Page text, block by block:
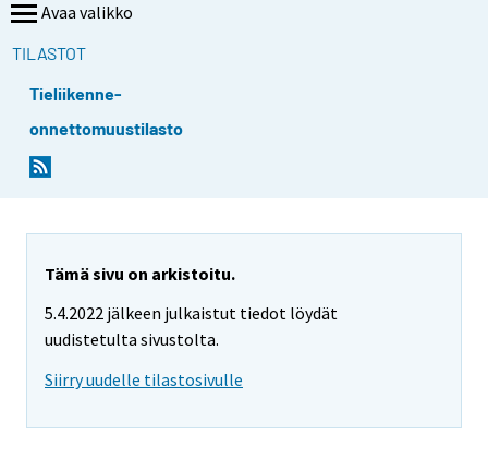
Avaa valikko
TILASTOT
Tieliikenne-
onnettomuustilasto
Tämä sivu on arkistoitu.
5.4.2022 jälkeen julkaistut tiedot löydät
uudistetulta sivustolta.
Siirry uudelle tilastosivulle